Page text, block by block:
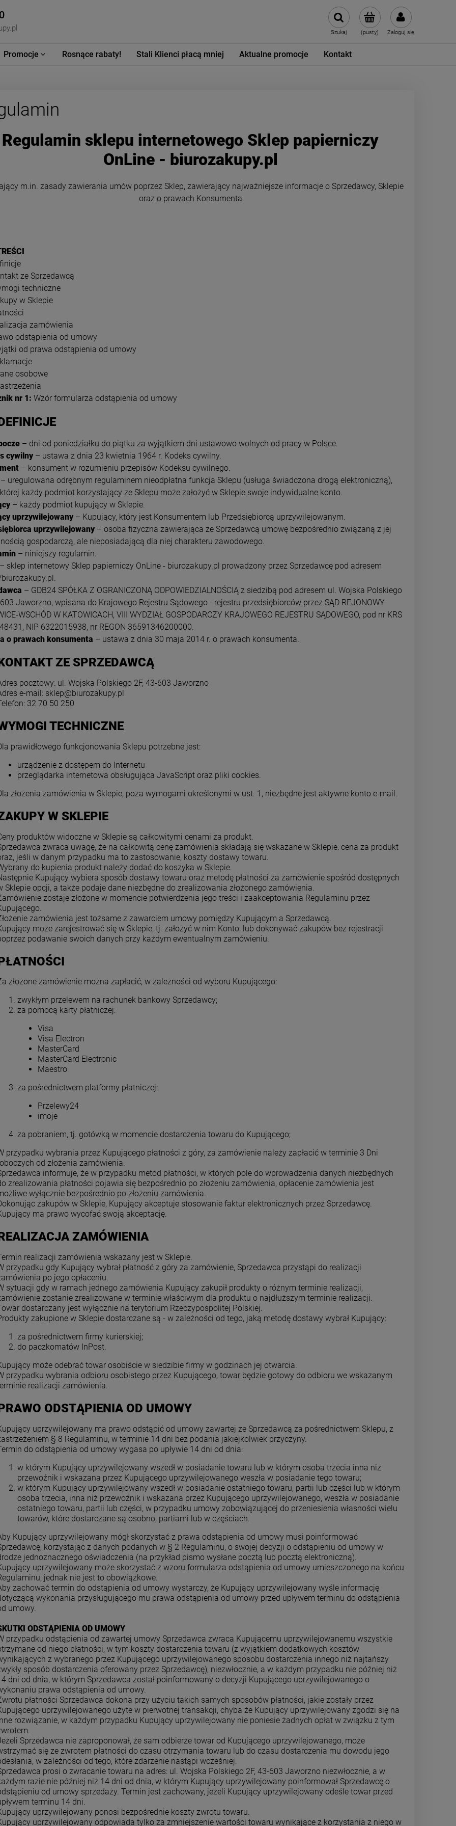
(pusty) Zaloguj się
Szukaj
Promocje Rosnące rabaty! Stali Klienci płacą mniej Aktualne promocje Kontakt
Regulamin sklepu internetowego Sklep papierniczy
OnLine - biurozakupy.pl
m.in. zasady zawierania umów poprzez Sklep, zawierający najważniejsze informacje o Sprzedawcy, Sklepie
oraz o prawach Konsumenta
ze Sprzedawcą
techniczne
w Sklepie
zamówienia
odstąpienia od umowy
od prawa odstąpienia od umowy
osobowe
nr 1: Wzór formularza odstąpienia od umowy
– dni od poniedziałku do piątku za wyjątkiem dni ustawowo wolnych od pracy w Polsce.
cywilny – ustawa z dnia 23 kwietnia 1964 r. Kodeks cywilny.
– konsument w rozumieniu przepisów Kodeksu cywilnego.
uregulowana odrębnym regulaminem nieodpłatna funkcja Sklepu (usługa świadczona drogą elektroniczną),
każdy podmiot korzystający ze Sklepu może założyć w Sklepie swoje indywidualne konto.
– każdy podmiot kupujący w Sklepie.
uprzywilejowany – Kupujący, który jest Konsumentem lub Przedsiębiorcą uprzywilejowanym.
uprzywilejowany – osoba fizyczna zawierająca ze Sprzedawcą umowę bezpośrednio związaną z jej
gospodarczą, ale nieposiadającą dla niej charakteru zawodowego.
– niniejszy regulamin.
sklep internetowy Sklep papierniczy OnLine - biurozakupy.pl prowadzony przez Sprzedawcę pod adresem
– GDB24 SPÓŁKA Z OGRANICZONĄ ODPOWIEDZIALNOŚCIĄ z siedzibą pod adresem ul. Wojska Polskiego
Jaworzno, wpisana do Krajowego Rejestru Sądowego - rejestru przedsiębiorców przez SĄD REJONOWY
WSCHÓD W KATOWICACH, VIII WYDZIAŁ GOSPODARCZY KRAJOWEGO REJESTRU SĄDOWEGO, pod nr KRS
NIP 6322015938, nr REGON 36591346200000.
o prawach konsumenta – ustawa z dnia 30 maja 2014 r. o prawach konsumenta.
ZE SPRZEDAWCĄ
pocztowy: ul. Wojska Polskiego 2F, 43-603 Jaworzno
e-mail: sklep@biurozakupy.pl
32 70 50 250
TECHNICZNE
prawidłowego funkcjonowania Sklepu potrzebne jest:
urządzenie z dostępem do Internetu
przeglądarka internetowa obsługująca JavaScript oraz pliki cookies.
złożenia zamówienia w Sklepie, poza wymogami określonymi w ust. 1, niezbędne jest aktywne konto e-mail.
W SKLEPIE
produktów widoczne w Sklepie są całkowitymi cenami za produkt.
zwraca uwagę, że na całkowitą cenę zamówienia składają się wskazane w Sklepie: cena za produkt
jeśli w danym przypadku ma to zastosowanie, koszty dostawy towaru.
do kupienia produkt należy dodać do koszyka w Sklepie.
Kupujący wybiera sposób dostawy towaru oraz metodę płatności za zamówienie spośród dostępnych
Sklepie opcji, a także podaje dane niezbędne do zrealizowania złożonego zamówienia.
zostaje złożone w momencie potwierdzenia jego treści i zaakceptowania Regulaminu przez
zamówienia jest tożsame z zawarciem umowy pomiędzy Kupującym a Sprzedawcą.
może zarejestrować się w Sklepie, tj. założyć w nim Konto, lub dokonywać zakupów bez rejestracji
podawanie swoich danych przy każdym ewentualnym zamówieniu.
złożone zamówienie można zapłacić, w zależności od wyboru Kupującego:
zwykłym przelewem na rachunek bankowy Sprzedawcy;
za pomocą karty płatniczej:
Visa
Visa Electron
MasterCard
MasterCard Electronic
Maestro
za pośrednictwem platformy płatniczej:
Przelewy24
imoje
za pobraniem, tj. gotówką w momencie dostarczenia towaru do Kupującego;
przypadku wybrania przez Kupującego płatności z góry, za zamówienie należy zapłacić w terminie 3 Dni
od złożenia zamówienia.
informuje, że w przypadku metod płatności, w których pole do wprowadzenia danych niezbędnych
zrealizowania płatności pojawia się bezpośrednio po złożeniu zamówienia, opłacenie zamówienia jest
wyłącznie bezpośrednio po złożeniu zamówienia.
zakupów w Sklepie, Kupujący akceptuje stosowanie faktur elektronicznych przez Sprzedawcę.
ma prawo wycofać swoją akceptację.
ZAMÓWIENIA
realizacji zamówienia wskazany jest w Sklepie.
przypadku gdy Kupujący wybrał płatność z góry za zamówienie, Sprzedawca przystąpi do realizacji
po jego opłaceniu.
sytuacji gdy w ramach jednego zamówienia Kupujący zakupił produkty o różnym terminie realizacji,
zostanie zrealizowane w terminie właściwym dla produktu o najdłuższym terminie realizacji.
dostarczany jest wyłącznie na terytorium Rzeczypospolitej Polskiej.
zakupione w Sklepie dostarczane są - w zależności od tego, jaką metodę dostawy wybrał Kupujący:
za pośrednictwem firmy kurierskiej;
do paczkomatów InPost.
może odebrać towar osobiście w siedzibie firmy w godzinach jej otwarcia.
przypadku wybrania odbioru osobistego przez Kupującego, towar będzie gotowy do odbioru we wskazanym
realizacji zamówienia.
ODSTĄPIENIA OD UMOWY
uprzywilejowany ma prawo odstąpić od umowy zawartej ze Sprzedawcą za pośrednictwem Sklepu, z
§ 8 Regulaminu, w terminie 14 dni bez podania jakiejkolwiek przyczyny.
do odstąpienia od umowy wygasa po upływie 14 dni od dnia:
w którym Kupujący uprzywilejowany wszedł w posiadanie towaru lub w którym osoba trzecia inna niż
przewoźnik i wskazana przez Kupującego uprzywilejowanego weszła w posiadanie tego towaru;
w którym Kupujący uprzywilejowany wszedł w posiadanie ostatniego towaru, partii lub części lub w którym
osoba trzecia, inna niż przewoźnik i wskazana przez Kupującego uprzywilejowanego, weszła w posiadanie
ostatniego towaru, partii lub części, w przypadku umowy zobowiązującej do przeniesienia własności wielu
towarów, które dostarczane są osobno, partiami lub w częściach.
Kupujący uprzywilejowany mógł skorzystać z prawa odstąpienia od umowy musi poinformować
korzystając z danych podanych w § 2 Regulaminu, o swojej decyzji o odstąpieniu od umowy w
jednoznacznego oświadczenia (na przykład pismo wysłane pocztą lub pocztą elektroniczną).
uprzywilejowany może skorzystać z wzoru formularza odstąpienia od umowy umieszczonego na końcu
jednak nie jest to obowiązkowe.
zachować termin do odstąpienia od umowy wystarczy, że Kupujący uprzywilejowany wyśle informację
wykonania przysługującego mu prawa odstąpienia od umowy przed upływem terminu do odstąpienia
umowy.
ODSTĄPIENIA OD UMOWY
przypadku odstąpienia od zawartej umowy Sprzedawca zwraca Kupującemu uprzywilejowanemu wszystkie
od niego płatności, w tym koszty dostarczenia towaru (z wyjątkiem dodatkowych kosztów
z wybranego przez Kupującego uprzywilejowanego sposobu dostarczenia innego niż najtańszy
sposób dostarczenia oferowany przez Sprzedawcę), niezwłocznie, a w każdym przypadku nie później niż
dni od dnia, w którym Sprzedawca został poinformowany o decyzji Kupującego uprzywilejowanego o
prawa odstąpienia od umowy.
płatności Sprzedawca dokona przy użyciu takich samych sposobów płatności, jakie zostały przez
uprzywilejowanego użyte w pierwotnej transakcji, chyba że Kupujący uprzywilejowany zgodzi się na
rozwiązanie, w każdym przypadku Kupujący uprzywilejowany nie poniesie żadnych opłat w związku z tym
Sprzedawca nie zaproponował, że sam odbierze towar od Kupującego uprzywilejowanego, może
się ze zwrotem płatności do czasu otrzymania towaru lub do czasu dostarczenia mu dowodu jego
w zależności od tego, które zdarzenie nastąpi wcześniej.
prosi o zwracanie towaru na adres: ul. Wojska Polskiego 2F, 43-603 Jaworzno niezwłocznie, a w
razie nie później niż 14 dni od dnia, w którym Kupujący uprzywilejowany poinformował Sprzedawcę o
od umowy sprzedaży. Termin jest zachowany, jeżeli Kupujący uprzywilejowany odeśle towar przed
terminu 14 dni.
uprzywilejowany ponosi bezpośrednie koszty zwrotu towaru.
uprzywilejowany odpowiada tylko za zmniejszenie wartości towaru wynikające z korzystania z niego w